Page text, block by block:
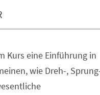
Kurs eine Einführung in
wie Dreh-,